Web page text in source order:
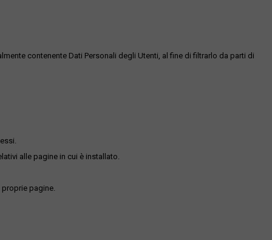
contenente Dati Personali degli Utenti, al fine di filtrarlo da parti di
alle pagine in cui è installato.
pagine.